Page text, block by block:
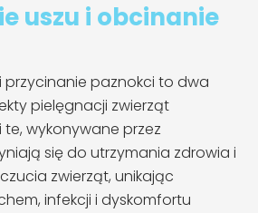
uszu i obcinanie
przycinanie paznokci to dwa
pielęgnacji zwierząt
te, wykonywane przez
się do utrzymania zdrowia i
zwierząt, unikając
infekcji i dyskomfortu